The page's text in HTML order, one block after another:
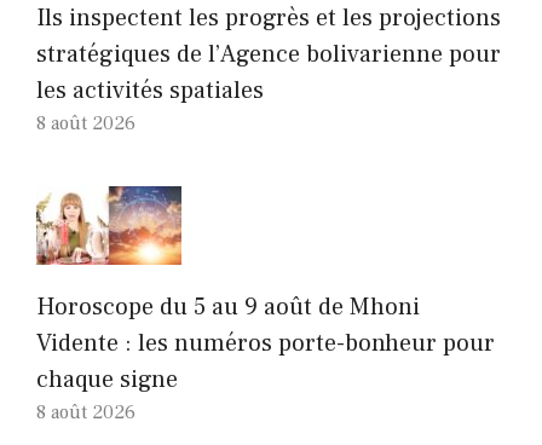
Ils inspectent les progrès et les projections
stratégiques de l’Agence bolivarienne pour
les activités spatiales
8 août 2026
Horoscope du 5 au 9 août de Mhoni
Vidente : les numéros porte-bonheur pour
chaque signe
8 août 2026